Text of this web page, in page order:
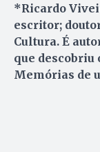
*Ricardo
escritor;
Cultura. É
que descobriu
Memórias de